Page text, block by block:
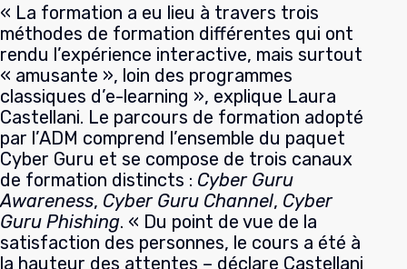
« La formation a eu lieu à travers trois
méthodes de formation différentes qui ont
rendu l’expérience interactive, mais surtout
« amusante », loin des programmes
classiques d’e-learning », explique Laura
Castellani. Le parcours de formation adopté
par l’ADM comprend l’ensemble du paquet
Cyber Guru et se compose de trois canaux
de formation distincts : Cyber Guru
Awareness, Cyber Guru Channel, Cyber
Guru Phishing. « Du point de vue de la
satisfaction des personnes, le cours a été à
la hauteur des attentes – déclare Castellani